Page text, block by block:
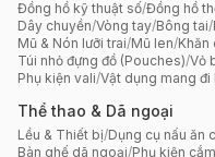
Đồng hồ kỹ thuật số/Đồng hồ
Dây chuyền/Vòng tay/Bông tai/
Mũ & Nón lưỡi trai/Mũ len/Khăn
Túi nhỏ đựng đồ (Pouches)/Vỏ
Phụ kiện vali/Vật dụng mang đi
Thể thao & Dã ngoại
Lều & Thiết bị/Dụng cụ nấu ăn
Bàn ghế dã ngoại/Phụ kiện